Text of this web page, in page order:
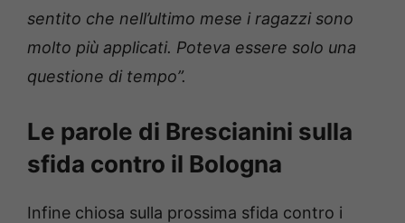
sentito che nell’ultimo mese i ragazzi sono
molto più applicati. Poteva essere solo una
questione di tempo”.
Le parole di Brescianini sulla
sfida contro il Bologna
Infine chiosa sulla prossima sfida contro i